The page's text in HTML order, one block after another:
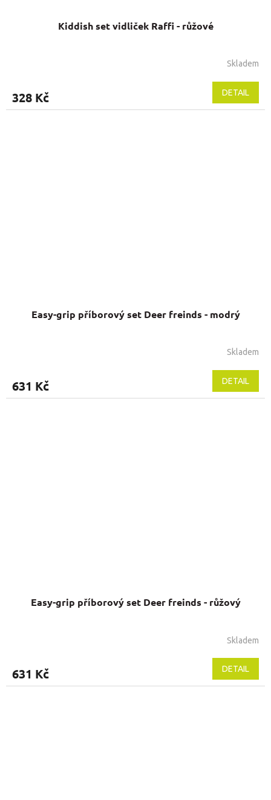
Kiddish set vidliček Raffi - růžové
Skladem
328 Kč DETAIL
Easy-grip příborový set Deer freinds - modrý
Skladem
631 Kč DETAIL
Easy-grip příborový set Deer freinds - růžový
Skladem
631 Kč DETAIL